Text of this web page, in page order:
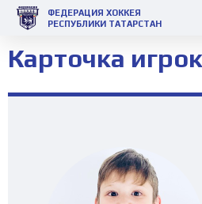
ФЕДЕРАЦИЯ ХОККЕЯ
РЕСПУБЛИКИ ТАТАРСТАН
Карточка